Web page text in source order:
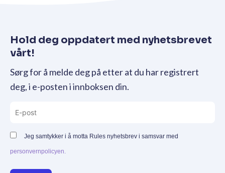
Hold deg oppdatert med nyhetsbrevet
vårt!
Sørg for å melde deg på etter at du har registrert
deg, i e-posten i innboksen din.
Jeg samtykker i å motta Rules nyhetsbrev i samsvar med
personvernpolicyen.